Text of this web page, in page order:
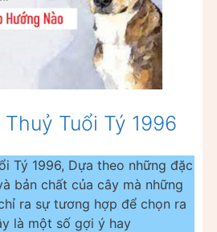
Tuổi Tý 1996
Tý 1996, Dựa theo những đặc
bản chất của cây mà những
ra sự tương hợp để chọn ra
là một số gợi ý hay